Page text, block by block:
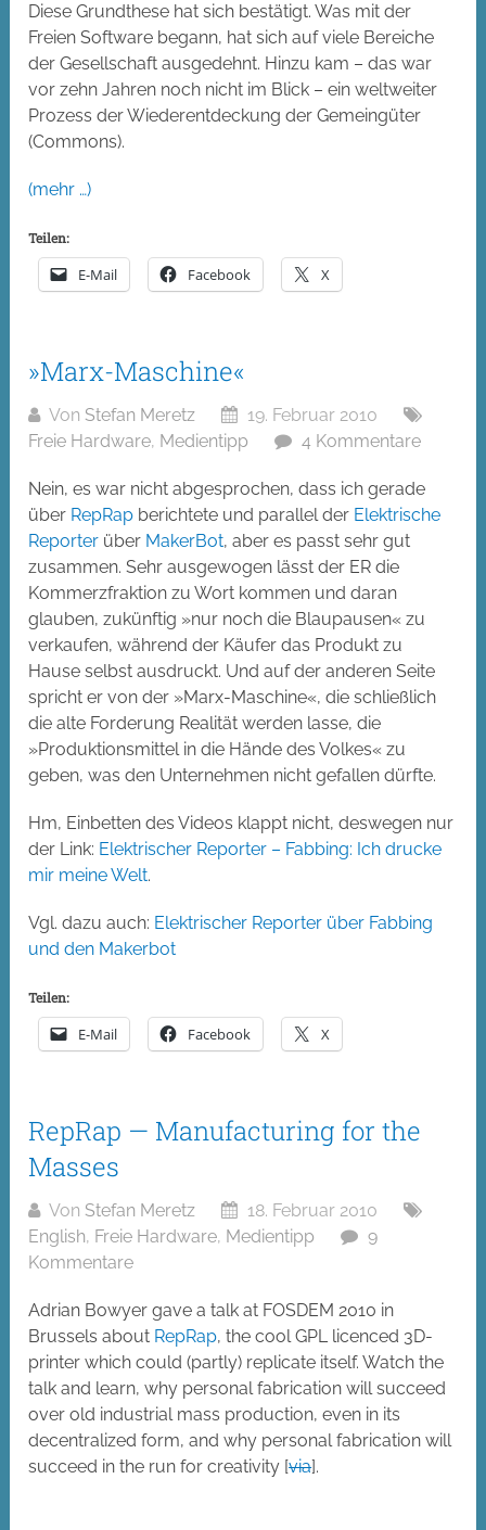
Diese Grundthese hat sich bestätigt. Was mit der
Freien Software begann, hat sich auf viele Bereiche
der Gesellschaft ausgedehnt. Hinzu kam – das war
vor zehn Jahren noch nicht im Blick – ein weltweiter
Prozess der Wiederentdeckung der Gemeingüter
(Commons).
(mehr …)
Teilen:
E-Mail Facebook X
»Marx-Maschine«
Von Stefan Meretz
19. Februar 2010
Freie Hardware, Medientipp 4 Kommentare
Nein, es war nicht abgesprochen, dass ich gerade
über RepRap berichtete und parallel der Elektrische
Reporter über MakerBot, aber es passt sehr gut
zusammen. Sehr ausgewogen lässt der ER die
Kommerzfraktion zu Wort kommen und daran
glauben, zukünftig »nur noch die Blaupausen« zu
verkaufen, während der Käufer das Produkt zu
Hause selbst ausdruckt. Und auf der anderen Seite
spricht er von der »Marx-Maschine«, die schließlich
die alte Forderung Realität werden lasse, die
»Produktionsmittel in die Hände des Volkes« zu
geben, was den Unternehmen nicht gefallen dürfte.
Hm, Einbetten des Videos klappt nicht, deswegen nur
der Link: Elektrischer Reporter – Fabbing: Ich drucke
mir meine Welt.
Vgl. dazu auch: Elektrischer Reporter über Fabbing
und den Makerbot
Teilen:
E-Mail Facebook X
RepRap — Manufacturing for the
Masses
Von Stefan Meretz
18. Februar 2010
English, Freie Hardware, Medientipp
9
Kommentare
Adrian Bowyer gave a talk at FOSDEM 2010 in
Brussels about RepRap, the cool GPL licenced 3D-
printer which could (partly) replicate itself. Watch the
talk and learn, why personal fabrication will succeed
over old industrial mass production, even in its
decentralized form, and why personal fabrication will
succeed in the run for creativity [via].